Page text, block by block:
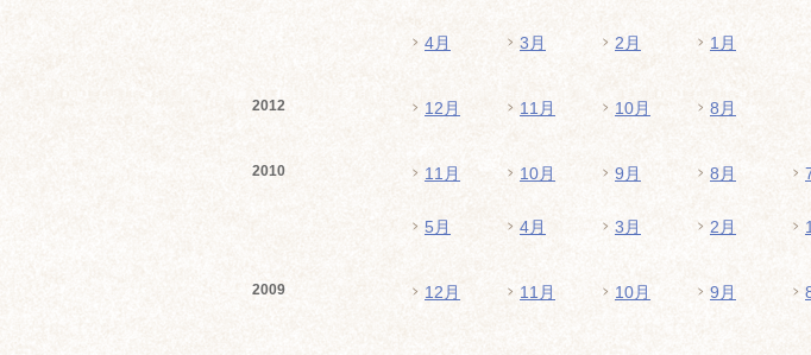
4月 3月 2月 1月
2012 12月 11月 10月 8月
2010 11月 10月 9月 8月
5月 4月 3月 2月
2009 12月 11月 10月 9月